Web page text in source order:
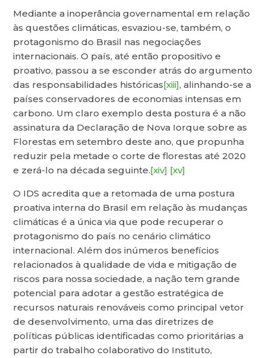
Mediante a inoperância governamental em relação
às questões climáticas, esvaziou-se, também, o
protagonismo do Brasil nas negociações
internacionais. O país, até então propositivo e
proativo, passou a se esconder atrás do argumento
das responsabilidades históricas[xiii], alinhando-se a
países conservadores de economias intensas em
carbono. Um claro exemplo desta postura é a não
assinatura da Declaração de Nova Iorque sobre as
Florestas em setembro deste ano, que propunha
reduzir pela metade o corte de florestas até 2020
e zerá-lo na década seguinte.[xiv] [xv]
O IDS acredita que a retomada de uma postura
proativa interna do Brasil em relação às mudanças
climáticas é a única via que pode recuperar o
protagonismo do país no cenário climático
internacional. Além dos inúmeros benefícios
relacionados à qualidade de vida e mitigação de
riscos para nossa sociedade, a nação tem grande
potencial para adotar a gestão estratégica de
recursos naturais renováveis como principal vetor
de desenvolvimento, uma das diretrizes de
políticas públicas identificadas como prioritárias a
partir do trabalho colaborativo do Instituto,